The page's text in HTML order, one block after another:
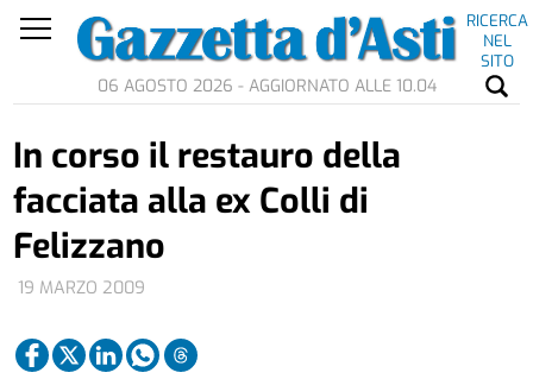
RICERCA
NEL
SITO
06 AGOSTO 2026 - AGGIORNATO ALLE 10.04
19 MARZO 2009
In corso il restauro della
facciata alla ex Colli di
Felizzano